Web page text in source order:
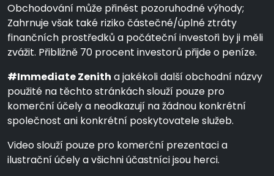
Obchodování může přinést pozoruhodné výhody;
Zahrnuje však také riziko částečné/úplné ztráty
finančních prostředků a počáteční investoři by ji měli
zvážit. Přibližně 70 procent investorů přijde o peníze.
#Immediate Zenith a jakékoli další obchodní názvy
použité na těchto stránkách slouží pouze pro
komerční účely a neodkazují na žádnou konkrétní
společnost ani konkrétní poskytovatele služeb.
Video slouží pouze pro komerční prezentaci a
ilustrační účely a všichni účastníci jsou herci.